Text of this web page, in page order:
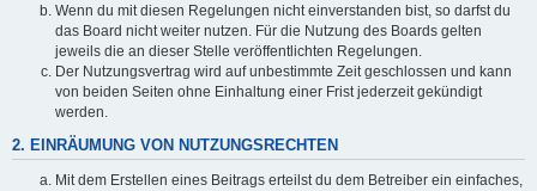
Wenn du mit diesen Regelungen nicht einverstanden bist, so darfst du
das Board nicht weiter nutzen. Für die Nutzung des Boards gelten
jeweils die an dieser Stelle veröffentlichten Regelungen.
Der Nutzungsvertrag wird auf unbestimmte Zeit geschlossen und kann
von beiden Seiten ohne Einhaltung einer Frist jederzeit gekündigt
werden.
2. EINRÄUMUNG VON NUTZUNGSRECHTEN
Mit dem Erstellen eines Beitrags erteilst du dem Betreiber ein einfaches,